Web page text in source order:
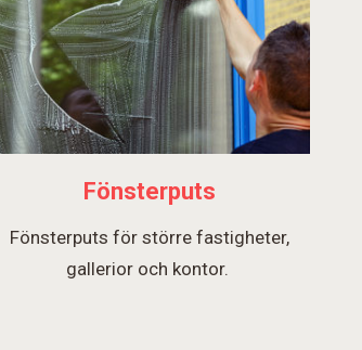
Fönsterputs
Fönsterputs för större fastigheter,
gallerior och kontor.